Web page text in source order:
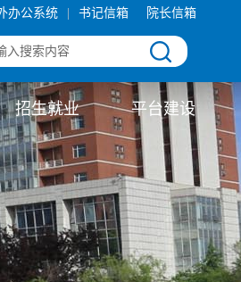
办公系统 书记信箱 院长信箱
招生就业 平台建设